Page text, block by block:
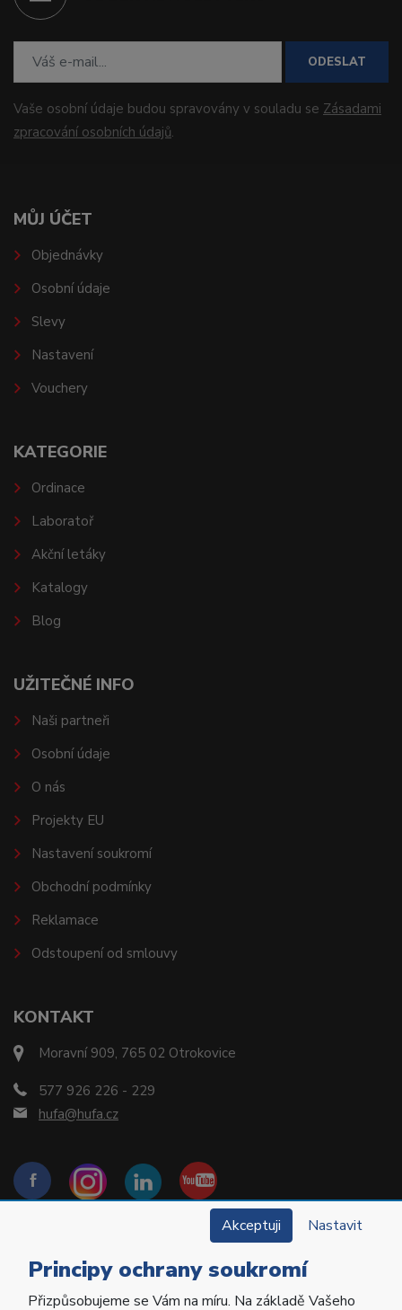
ODESLAT
Vaše osobní údaje budou spravovány v souladu se Zásadami
zpracování osobních údajů.
KONTAKT
Moravní 909, 765 02 Otrokovice
577 926 226 - 229
hufa@hufa.cz
MŮJ ÚČET
Objednávky
Osobní údaje
Slevy
Nastavení
Vouchery
KATEGORIE
Ordinace
Laboratoř
Akční letáky
Katalogy
Blog
UŽITEČNÉ INFO
Naši partneři
Osobní údaje
O nás
Projekty EU
Nastavení soukromí
Obchodní podmínky
Reklamace
Odstoupení od smlouvy
Copyright © 2022 Hu-Fa Dental a.s. Všechna práva
Akceptuji Nastavit
Principy ochrany soukromí
Přizpůsobujeme se Vám na míru. Na základě Vašeho